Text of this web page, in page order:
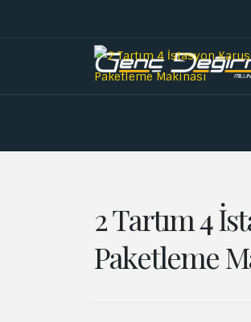
2 Tartım 4
Paketleme